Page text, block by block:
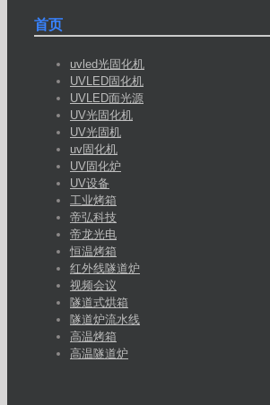
首页
uvled光固化机
UVLED固化机
UVLED面光源
UV光固化机
UV光固机
uv固化机
UV固化炉
UV设备
工业烤箱
帝弘科技
帝龙光电
恒温烤箱
红外线隧道炉
视频会议
隧道式烘箱
隧道炉流水线
高温烤箱
高温隧道炉